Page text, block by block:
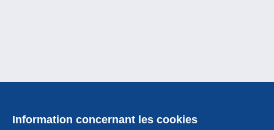
Information concernant les cookies